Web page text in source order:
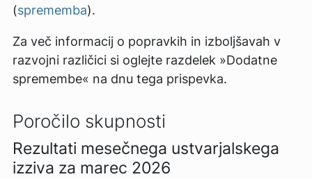
(sprememba).
Za več informacij o popravkih in izboljšavah v
razvojni različici si oglejte razdelek »Dodatne
spremembe« na dnu tega prispevka.
Poročilo skupnosti
Rezultati mesečnega ustvarjalskega
izziva za marec 2026